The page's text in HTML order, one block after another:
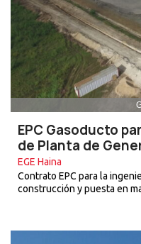
EPC Gasoducto
de Planta de
EGE Haina
Contrato EPC para la
construcción y puesta en